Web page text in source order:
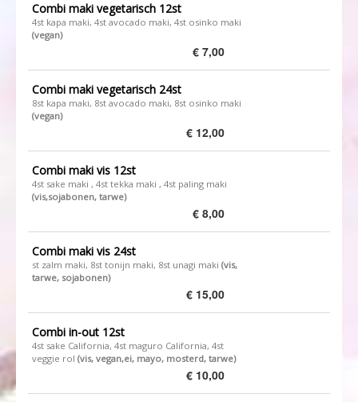
Combi maki vegetarisch 12st
4st kapa maki, 4st avocado maki, 4st osinko maki
(vegan)
€ 7,00
Combi maki vegetarisch 24st
​8st kapa maki, 8st avocado maki, 8st osinko maki
(vegan)
€ 12,00
Combi maki vis 12st
​4st sake maki , 4st tekka maki , 4st paling maki
(vis,sojabonen, tarwe)
€ 8,00
Combi maki vis 24st
st zalm maki, 8st tonijn maki, 8st unagi maki (vis,
tarwe, sojabonen)
€ 15,00
Combi in-out 12st
4st sake California, 4st maguro California, 4st
veggie rol (vis, vegan,ei, mayo, mosterd, tarwe)
€ 10,00